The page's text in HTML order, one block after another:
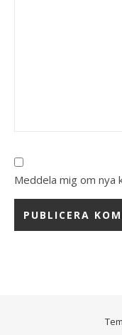
Meddela mig om nya